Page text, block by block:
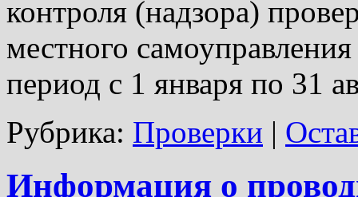
контроля (надзора)
местного
период с 1 января по 31
Рубрика: Проверки |
Информация о